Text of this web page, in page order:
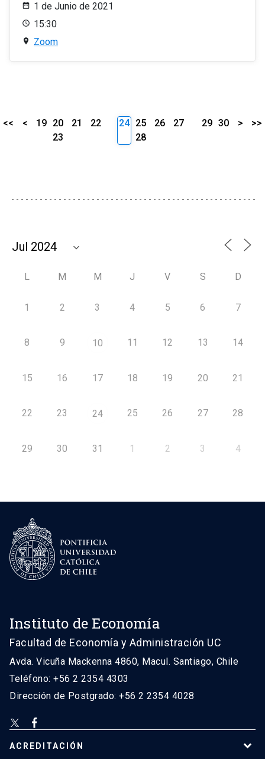
1 de Junio de 2021
15:30
Zoom
<< < 19 20 21
22
23
24 25 26
27
28
29 30 > >>
L M M J V S D
1 2 3 4 5 6 7
8 9 10 11 12 13 14
15 16 17 18 19 20 21
22 23 24 25 26 27 28
29 30 31 1 2 3 4
Instituto de Economía
Facultad de Economía y Administración UC
Avda. Vicuña Mackenna 4860, Macul. Santiago, Chile
Teléfono: +56 2 2354 4303
Dirección de Postgrado: +56 2 2354 4028
ACREDITACIÓN